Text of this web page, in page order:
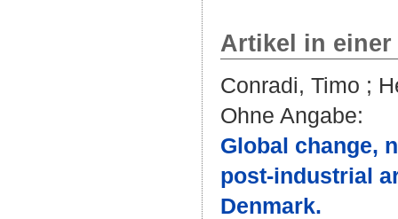
Artikel in
Conradi, Timo ;
Ohne Angabe:
Global change,
post-industrial
Denmark.